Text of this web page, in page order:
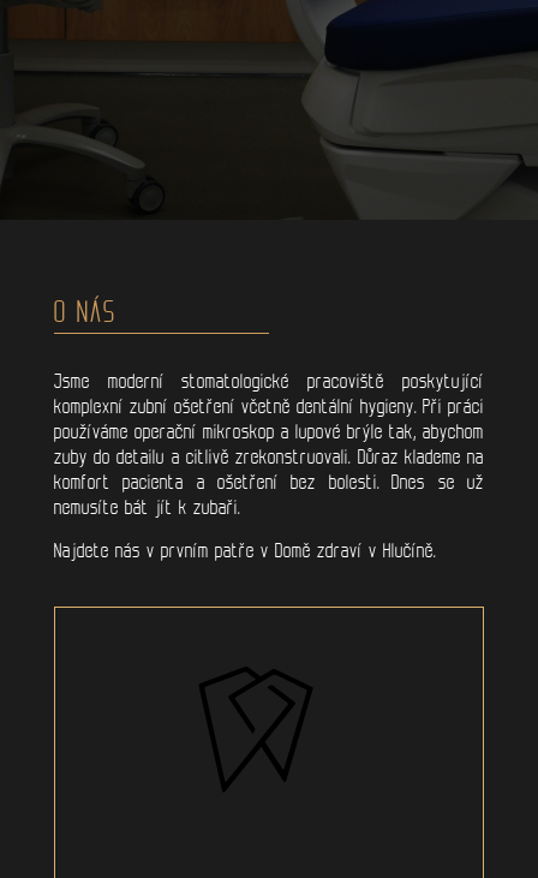
O NÁS
Jsme moderní stomatologické pracoviště poskytující
komplexní zubní ošetření včetně dentální hygieny. Při práci
používáme operační mikroskop a lupové brýle tak, abychom
zuby do detailu a citlivě zrekonstruovali. Důraz klademe na
komfort pacienta a ošetření bez bolesti. Dnes se už
nemusíte bát jít k zubaři.
Najdete nás v prvním patře v Domě zdraví v Hlučíně.